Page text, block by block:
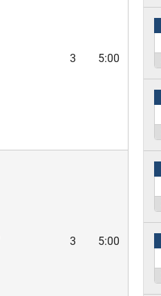
3 5:00
3 5:00